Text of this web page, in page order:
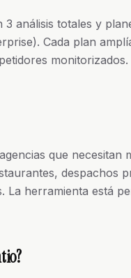
análisis totales y
Cada plan
que necesitan
despachos
La herramienta está